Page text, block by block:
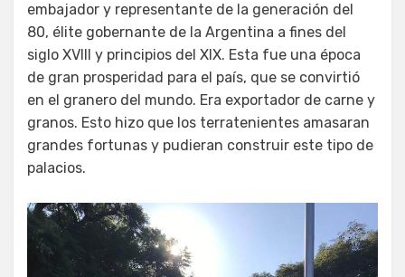
embajador y representante de la generación del
80, élite gobernante de la Argentina a fines del
siglo XVIII y principios del XIX. Esta fue una época
de gran prosperidad para el país, que se convirtió
en el granero del mundo. Era exportador de carne y
granos. Esto hizo que los terratenientes amasaran
grandes fortunas y pudieran construir este tipo de
palacios.